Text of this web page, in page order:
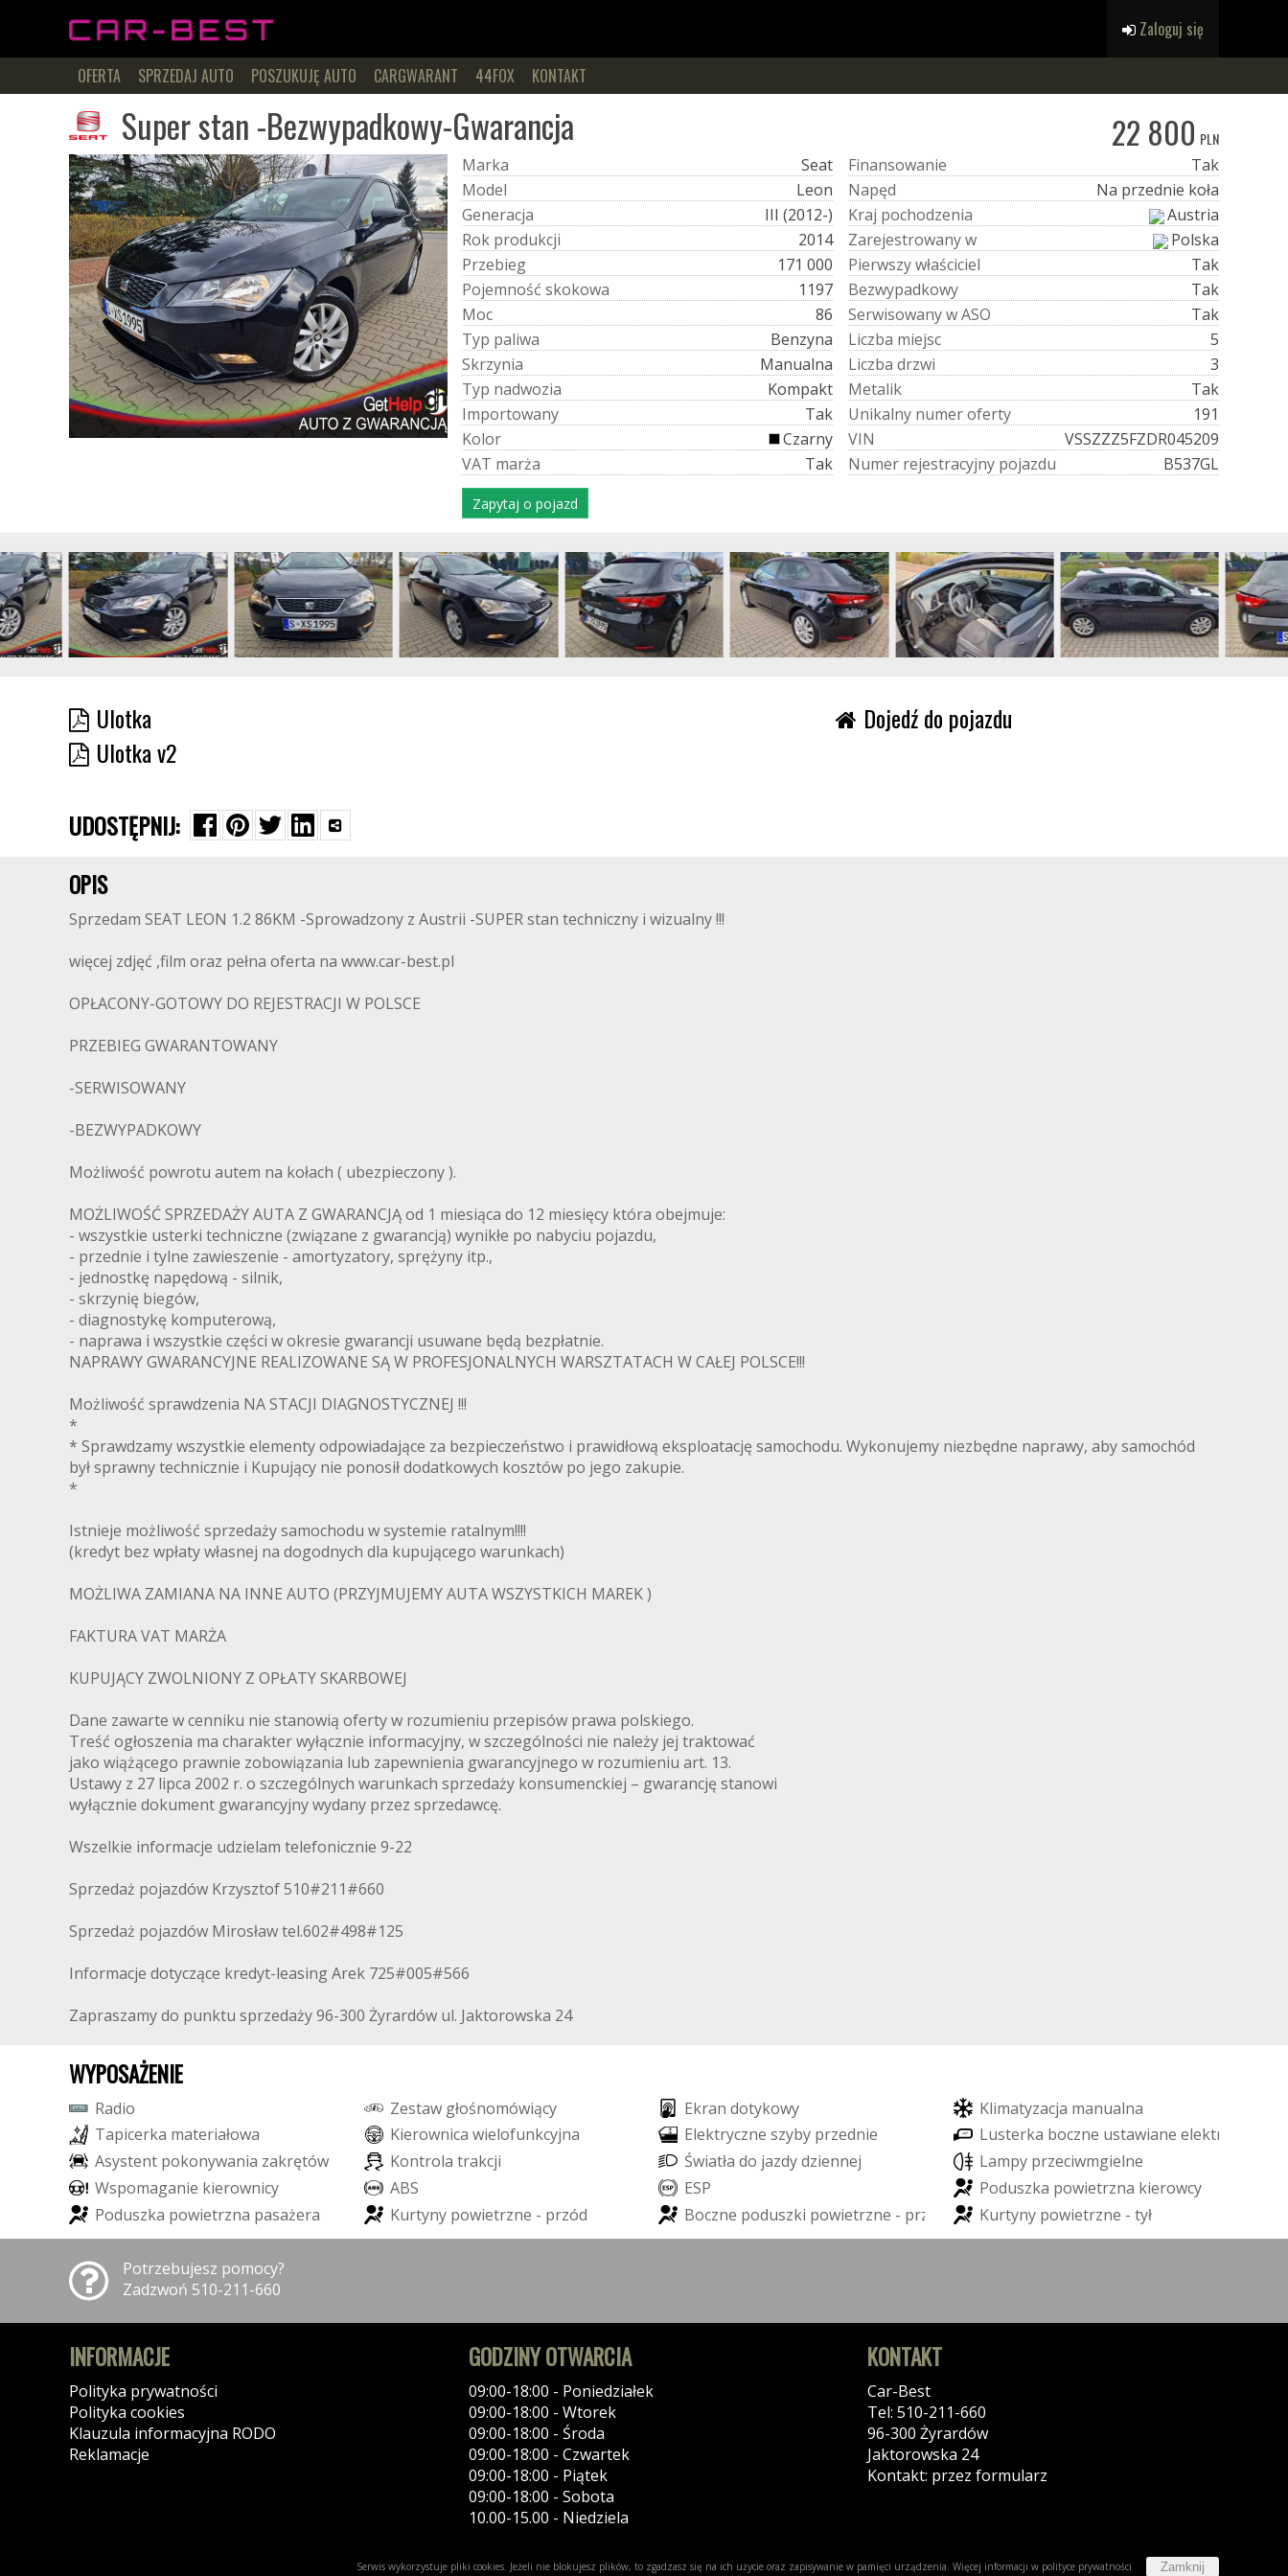
Zaloguj się
OFERTA SPRZEDAJ AUTO POSZUKUJĘ AUTO CARGWARANT 44FOX KONTAKT
Super stan -Bezwypadkowy-Gwarancja 22 800 PLN
Marka
Seat
Model
Leon
Generacja
III (2012-)
Rok produkcji
2014
Przebieg
171 000
Pojemność skokowa
1197
Moc
86
Typ paliwa
Benzyna
Skrzynia
Manualna
Typ nadwozia
Kompakt
Importowany
Tak
Kolor
Czarny
VAT marża Tak
Finansowanie
Tak
Napęd
Na przednie koła
Kraj pochodzenia
Austria
Zarejestrowanyw
Polska
Pierwszywłaściciel
Tak
Bezwypadkowy
Tak
SerwisowanywASO
Tak
Liczba miejsc
5
Liczba drzwi
3
Metalik
Tak
Unikalny numeroferty
191
VIN
VSSZZZ5FZDR045209
Numer rejestracyjny pojazdu B537GL
Zapytaj o pojazd
Ulotka
Ulotka v2
Dojedź do pojazdu
UDOSTĘPNIJ:
OPIS
Sprzedam SEAT LEON 1.2 86KM -Sprowadzony z Austrii -SUPER stan techniczny i wizualny !!!
więcej zdjęć ,film oraz pełna oferta na www.car-best.pl
OPŁACONY-GOTOWY DO REJESTRACJI W POLSCE
PRZEBIEG GWARANTOWANY
-SERWISOWANY
-BEZWYPADKOWY
Możliwość powrotu autem na kołach ( ubezpieczony ).
MOŻLIWOŚĆ SPRZEDAŻY AUTA Z GWARANCJĄ od 1 miesiąca do 12 miesięcy która obejmuje:
- wszystkie usterki techniczne (związane z gwarancją) wynikłe po nabyciu pojazdu,
- przednie i tylne zawieszenie - amortyzatory, sprężyny itp.,
- jednostkę napędową - silnik,
- skrzynię biegów,
- diagnostykę komputerową,
- naprawa i wszystkie części w okresie gwarancji usuwane będą bezpłatnie.
NAPRAWY GWARANCYJNE REALIZOWANE SĄ W PROFESJONALNYCH WARSZTATACH W CAŁEJ POLSCE!!!
Możliwość sprawdzenia NA STACJI DIAGNOSTYCZNEJ !!!
*
* Sprawdzamy wszystkie elementy odpowiadające za bezpieczeństwo i prawidłową eksploatację samochodu. Wykonujemy niezbędne naprawy, aby samochód
był sprawny technicznie i Kupujący nie ponosił dodatkowych kosztów po jego zakupie.
*
Istnieje możliwość sprzedaży samochodu w systemie ratalnym!!!!
(kredyt bez wpłaty własnej na dogodnych dla kupującego warunkach)
MOŻLIWA ZAMIANA NA INNE AUTO (PRZYJMUJEMY AUTA WSZYSTKICH MAREK )
FAKTURA VAT MARŻA
KUPUJĄCY ZWOLNIONY Z OPŁATY SKARBOWEJ
Dane zawarte w cenniku nie stanowią oferty w rozumieniu przepisów prawa polskiego.
Treść ogłoszenia ma charakter wyłącznie informacyjny, w szczególności nie należy jej traktować
jako wiążącego prawnie zobowiązania lub zapewnienia gwarancyjnego w rozumieniu art. 13.
Ustawy z 27 lipca 2002 r. o szczególnych warunkach sprzedaży konsumenckiej – gwarancję stanowi
wyłącznie dokument gwarancyjny wydany przez sprzedawcę.
Wszelkie informacje udzielam telefonicznie 9-22
Sprzedaż pojazdów Krzysztof 510#211#660
Sprzedaż pojazdów Mirosław tel.602#498#125
Informacje dotyczące kredyt-leasing Arek 725#005#566
Zapraszamy do punktu sprzedaży 96-300 Żyrardów ul. Jaktorowska 24
WYPOSAŻENIE
Radio Zestaw głośnomówiący Ekran dotykowy Klimatyzacja manualna
Tapicerka materiałowa Kierownica wielofunkcyjna Elektryczne szyby przednie Lusterka boczne ustawiane elektr
Asystent pokonywania zakrętów Kontrola trakcji Światła do jazdydziennej Lampy przeciwmgielne
Wspomaganie kierownicy ABS ESP Poduszka powietrzna kierowcy
Poduszka powietrzna pasażera Kurtyny powietrzne - przód Boczne poduszki powietrzne - prz Kurtyny powietrzne - tył
Potrzebujesz pomocy?
Zadzwoń 510-211-660
INFORMACJE
Polityka prywatności
Polityka cookies
Klauzula informacyjna RODO
Reklamacje
GODZINY OTWARCIA
09:00-18:00 - Poniedziałek
09:00-18:00 - Wtorek
09:00-18:00 - Środa
09:00-18:00 - Czwartek
09:00-18:00 - Piątek
09:00-18:00 - Sobota
10.00-15.00 - Niedziela
KONTAKT
Car-Best
Tel: 510-211-660
96-300 Żyrardów
Jaktorowska 24
Kontakt: przez formularz
Serwis wykorzystuje pliki cookies. Jeżeli nie blokujesz plików, to zgadzasz się na ich użycie oraz zapisywanie w pamięci urządzenia. Więcej informacji w polityce prywatności Zamknij